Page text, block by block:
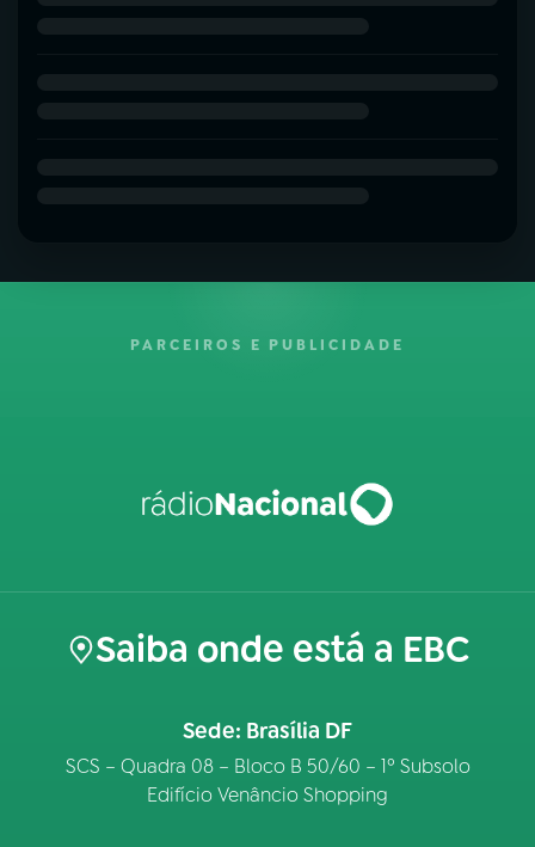
PARCEIROS E PUBLICIDADE
Saiba onde está a EBC
Sede: Brasília DF
SCS – Quadra 08 – Bloco B 50/60 – 1º Subsolo
Edifício Venâncio Shopping